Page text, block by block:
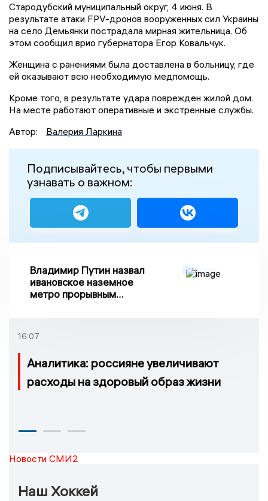
Стародубский муниципальный округ, 4 июня. В
результате атаки FPV-дронов вооруженных сил Украины
на село Демьянки пострадала мирная жительница. Об
этом сообщил врио губернатора Егор Ковальчук.
Женщина с ранениями была доставлена в больницу, где
ей оказывают всю необходимую медпомощь.
Кроме того, в результате удара поврежден жилой дом.
На месте работают оперативные и экстренные службы.
Автор:
Валерия Ларкина
Подписывайтесь, чтобы первыми
узнавать о важном:
Владимир Путин назвал
ивановское наземное
метро прорывным
16:07
Аналитика: россияне увеличивают
расходы на здоровый образ жизни
Новости СМИ2
Наш Хоккей